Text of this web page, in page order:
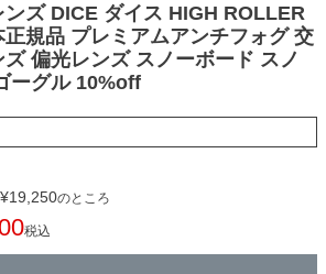
ズ DICE ダイス HIGH ROLLER
規品 プレミアムアンチフォグ 交
偏光レンズ スノーボード スノ
ーグル 10%off
¥19,250のところ
税込